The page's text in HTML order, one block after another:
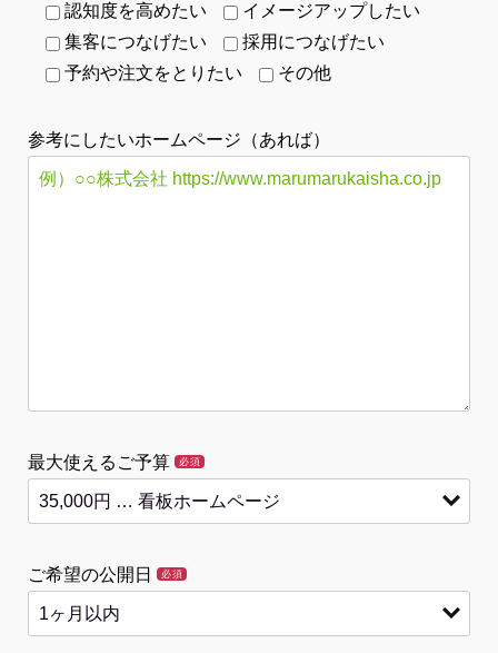
認知度を高めたい
イメージアップしたい
集客につなげたい
採用につなげたい
予約や注文をとりたい
その他
参考にしたいホームページ（あれば）
最大使えるご予算 必須
ご希望の公開日 必須